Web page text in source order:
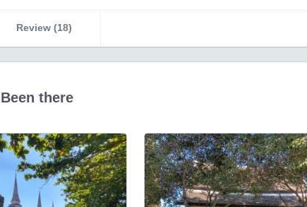
Review (18)
Been there